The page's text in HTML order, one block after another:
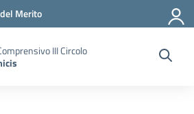
Merito
III Circolo